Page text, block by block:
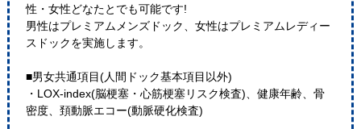
性・女性どなたとでも可能です!
男性はプレミアムメンズドック、女性はプレミアムレディー
スドックを実施します。
■男女共通項目(人間ドック基本項目以外)
・LOX-index(脳梗塞・心筋梗塞リスク検査)、健康年齢、骨
密度、頚動脈エコー(動脈硬化検査)